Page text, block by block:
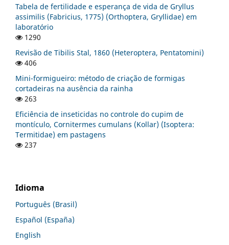
Tabela de fertilidade e esperança de vida de Gryllus
assimilis (Fabricius, 1775) (Orthoptera, Gryllidae) em
laboratório
1290
Revisão de Tibilis Stal, 1860 (Heteroptera, Pentatomini)
406
Mini-formigueiro: método de criação de formigas
cortadeiras na ausência da rainha
263
Eficiência de inseticidas no controle do cupim de
montículo, Cornitermes cumulans (Kollar) (Isoptera:
Termitidae) em pastagens
237
Idioma
Português (Brasil)
Español (España)
English